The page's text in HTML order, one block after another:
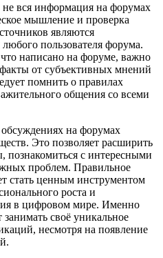
вся информация на форумах
мышление и проверка
являются
пользователя форума.
написано на форуме, важно
от субъективных мнений
помнить о правилах
общения со всеми
на форумах
Это позволяет расширить
познакомиться с интересными
проблем. Правильное
стать ценным инструментом
роста и
в цифровом мире. Именно
своё уникальное
несмотря на появление